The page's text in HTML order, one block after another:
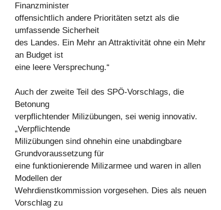
Finanzminister
offensichtlich andere Prioritäten setzt als die
umfassende Sicherheit
des Landes. Ein Mehr an Attraktivität ohne ein Mehr
an Budget ist
eine leere Versprechung.“
Auch der zweite Teil des SPÖ-Vorschlags, die
Betonung
verpflichtender Milizübungen, sei wenig innovativ.
„Verpflichtende
Milizübungen sind ohnehin eine unabdingbare
Grundvoraussetzung für
eine funktionierende Milizarmee und waren in allen
Modellen der
Wehrdienstkommission vorgesehen. Dies als neuen
Vorschlag zu